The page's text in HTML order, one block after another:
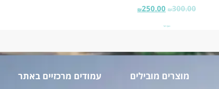
₪300.00
₪250.00
הוסף לסל
מוצרים מובילים עמודים מרכזיים באתר